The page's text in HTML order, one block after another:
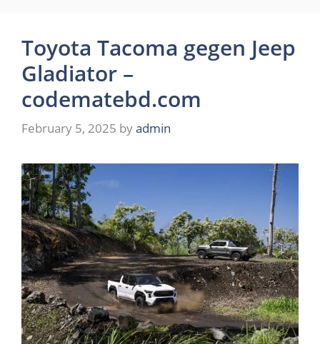
Toyota Tacoma gegen Jeep
Gladiator –
codematebd.com
February 5, 2025 byadmin